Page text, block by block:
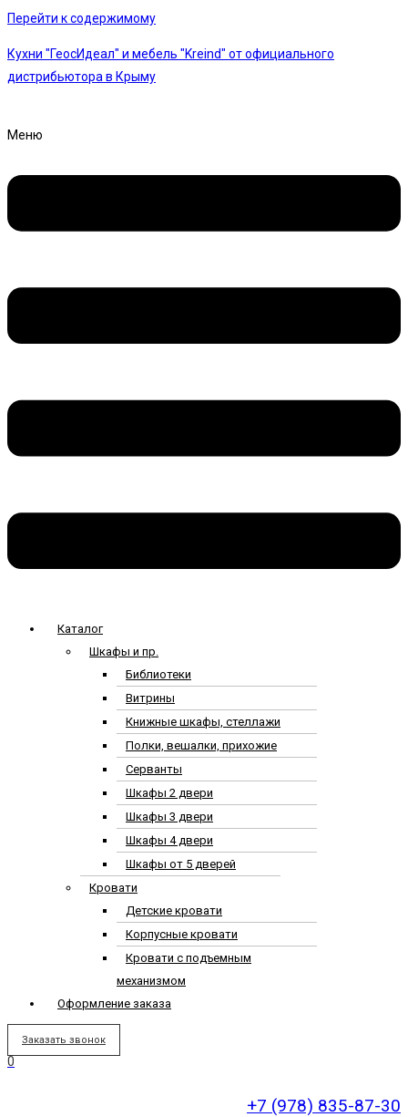
Перейти к содержимому
Кухни "ГеосИдеал" и мебель "Kreind" от официального
дистрибьютора в Крыму
Меню
Каталог
Шкафы и пр.
Библиотеки
Витрины
Книжные шкафы, стеллажи
Полки, вешалки, прихожие
Серванты
Шкафы 2 двери
Шкафы 3 двери
Шкафы 4 двери
Шкафы от 5 дверей
Кровати
Детские кровати
Корпусные кровати
Кровати с подъемным
механизмом
Оформление заказа
Заказать звонок
0
+7 (978) 835-87-30